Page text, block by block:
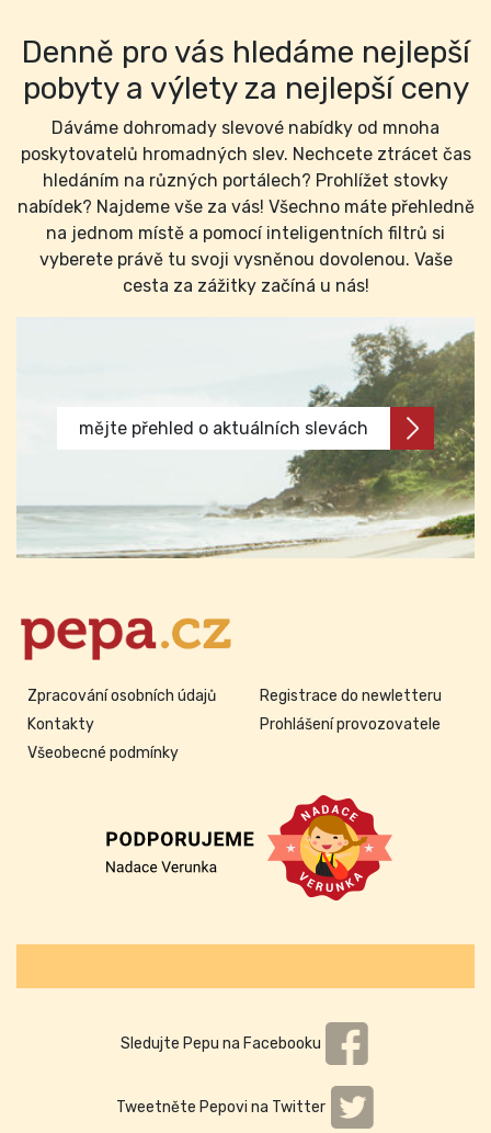
Denně pro vás hledáme nejlepší
pobyty a výlety za nejlepší ceny
Dáváme dohromady slevové nabídky od mnoha
poskytovatelů hromadných slev. Nechcete ztrácet čas
hledáním na různých portálech? Prohlížet stovky
nabídek? Najdeme vše za vás! Všechno máte přehledně
na jednom místě a pomocí inteligentních filtrů si
vyberete právě tu svoji vysněnou dovolenou. Vaše
cesta za zážitky začíná u nás!
mějte přehled o aktuálních slevách
Zpracování osobních údajů
Kontakty
Všeobecné podmínky
Registrace do newletteru
Prohlášení provozovatele
Sledujte Pepu na Facebooku
Tweetněte Pepovi na Twitter